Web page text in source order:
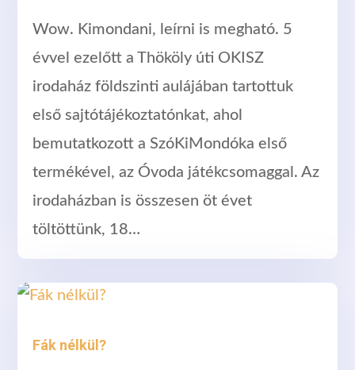
Wow. Kimondani, leírni is megható. 5
évvel ezelőtt a Thököly úti OKISZ
irodaház földszinti aulájában tartottuk
első sajtótájékoztatónkat, ahol
bemutatkozott a SzóKiMondóka első
termékével, az Óvoda játékcsomaggal. Az
irodaházban is összesen öt évet
töltöttünk, 18…
Fák nélkül?